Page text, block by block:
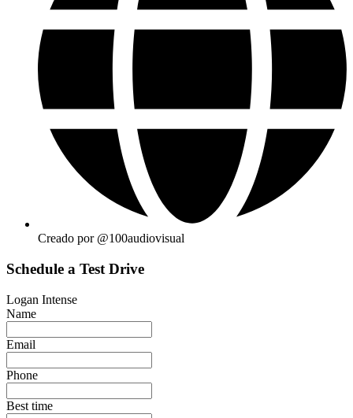
Creado por @100audiovisual
Schedule a Test Drive
Logan Intense
Name
Email
Phone
Best time